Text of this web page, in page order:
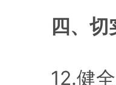
四、
12.健全